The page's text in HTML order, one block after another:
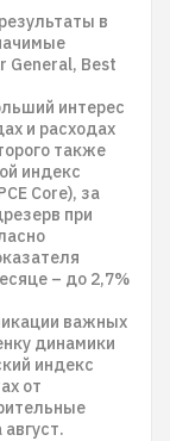
в
General, Best
интерес
и расходах
также
индекс
Core), за
при
– до 2,7%
важных
динамики
индекс
от